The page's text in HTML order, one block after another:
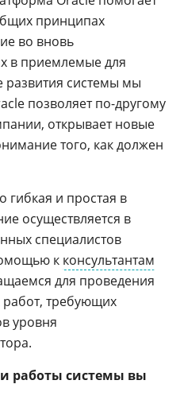
принципах
во вновь
в приемлемые для
развития системы мы
позволяет по-другому
открывает новые
того, как должен
гибкая и простая в
осуществляется в
специалистов
к консультантам
для проведения
работ, требующих
уровня
работы системы вы